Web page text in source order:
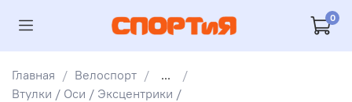
0
Главная Велоспорт
...
Втулки / Оси / Эксцентрики /